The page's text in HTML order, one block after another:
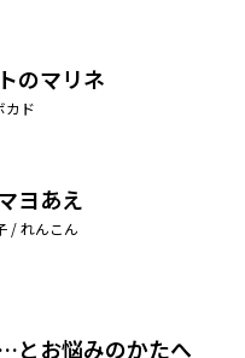
のマリネ
カド
ヨあえ
/ れんこん
とお悩みのかたへ